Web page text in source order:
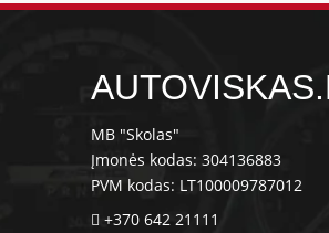
MB "Skolas"
Įmonės kodas: 304136883
PVM kodas: LT100009787012
+370 642 21111